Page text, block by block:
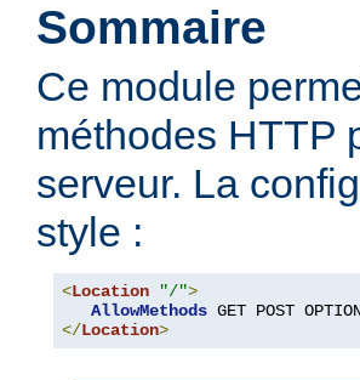
Sommaire
Ce module
méthodes HTTP
serveur. La
style :
<Location "/">
AllowMethods
</Location>